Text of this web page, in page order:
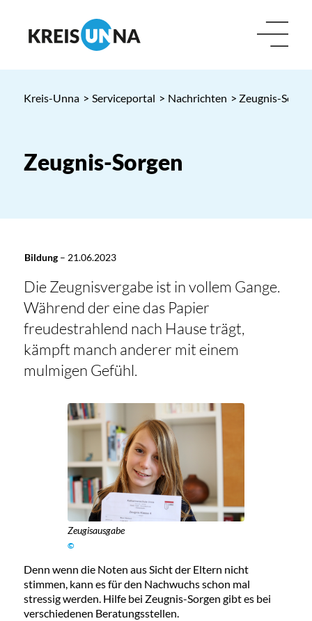
Kreis-Unna > Serviceportal > Nachrichten > Zeugnis-
Zeugnis-Sorgen
Bildung– 21.06.2023
Die Zeugnisvergabe ist in vollem Gange.
Während der eine das Papier
freudestrahlend nach Hause trägt,
kämpft manch anderer mit einem
mulmigen Gefühl.
Zeugisausgabe
©
Denn wenn die Noten aus Sicht der Eltern nicht
stimmen, kann es für den Nachwuchs schon mal
stressig werden. Hilfe bei Zeugnis-Sorgen gibt es bei
verschiedenen Beratungsstellen.